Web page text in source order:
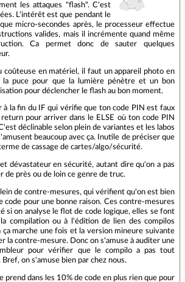
les attaques "flash". C'est
L'intérêt est que pendant le
micro-secondes après, le processeur effectue
valides, mais il incrémente quand même
Ca permet donc de sauter quelques
coûteuse en matériel, il faut un appareil photo en
la puce pour que la lumière pénètre et un bon
pour déclencher le flash au bon moment.
à la fin du IF qui vérifie que ton code PIN est faux
pour arriver dans le ELSE où ton code PIN
déclinable selon plein de variantes et les labos
beaucoup avec ça. Inutile de préciser que
de cassage de cartes/algo/sécurité.
dévastateur en sécurité, autant dire qu'on a pas
de près ou de loin ce genre de truc.
de contre-mesures, qui vérifient qu'on est bien
code pour une bonne raison. Ces contre-mesures
si on analyse le flot de code logique, elles se font
compilation ou à l'édition de lien des compilos
marche une fois et la version mineure suivante
la contre-mesure. Donc on s'amuse à auditer une
pour vérifier que le compilo a pas tout
on s'amuse bien par chez nous.
prend dans les 10% de code en plus rien que pour